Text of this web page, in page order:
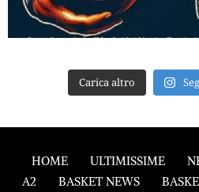
Carica altro
HOME ULTIMISSIME
A2
BASKET NEWS